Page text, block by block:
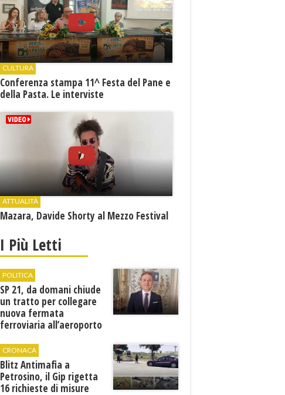
CULTURA
Conferenza stampa 11^ Festa del Pane e
della Pasta. Le interviste
ATTUALITÀ
Mazara, Davide Shorty al Mezzo Festival
I Più Letti
POLITICA
SP 21, da domani chiude
un tratto per collegare
nuova fermata
ferroviaria all’aeroporto
CRONACA
Blitz Antimafia a
Petrosino, il Gip rigetta
16 richieste di misure